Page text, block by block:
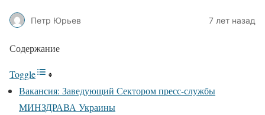
Петр Юрьев 7 лет назад
Содержание
Toggle
Вакансия: Заведующий Сектором пресс-службы
МИНЗДРАВА Украины